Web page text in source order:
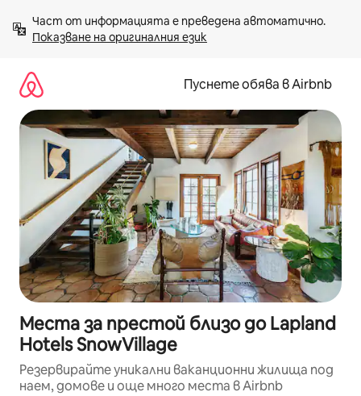
към
съдържанието
Показване на оригиналния език
Пуснете обява в Airbnb
Места за престой близо до Lapland
Hotels SnowVillage
Резервирайте уникални ваканционни жилища под
наем, домове и още много места в Airbnb